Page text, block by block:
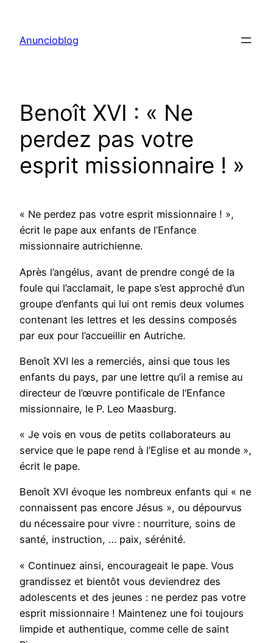
contenu
Anuncioblog
Benoît XVI : « Ne
perdez pas votre
esprit missionnaire ! »
« Ne perdez pas votre esprit missionnaire ! »,
écrit le pape aux enfants de l’Enfance
missionnaire autrichienne.
Après l’angélus, avant de prendre congé de la
foule qui l’acclamait, le pape s’est approché d’un
groupe d’enfants qui lui ont remis deux volumes
contenant les lettres et les dessins composés
par eux pour l’accueillir en Autriche.
Benoît XVI les a remerciés, ainsi que tous les
enfants du pays, par une lettre qu’il a remise au
directeur de l’œuvre pontificale de l’Enfance
missionnaire, le P. Leo Maasburg.
« Je vois en vous de petits collaborateurs au
service que le pape rend à l’Eglise et au monde »,
écrit le pape.
Benoît XVI évoque les nombreux enfants qui « ne
connaissent pas encore Jésus », ou dépourvus
du nécessaire pour vivre : nourriture, soins de
santé, instruction, … paix, sérénité.
« Continuez ainsi, encourageait le pape. Vous
grandissez et bientôt vous deviendrez des
adolescents et des jeunes : ne perdez pas votre
esprit missionnaire ! Maintenez une foi toujours
limpide et authentique, comme celle de saint